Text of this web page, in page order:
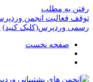
رفتن به مطلب
توقف فعالیت انجمن
رسمی وردپرس(کلیک کنید)
صفحه نخست